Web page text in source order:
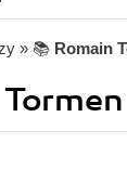
» 📚 Romain